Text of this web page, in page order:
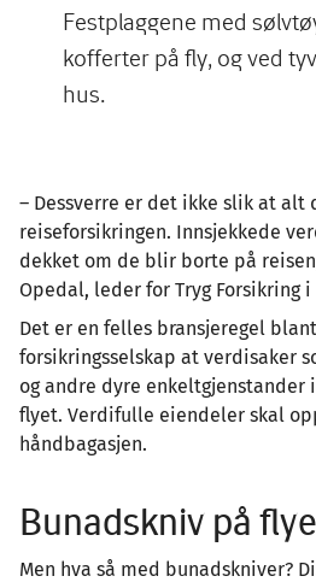
Festplaggene med
kofferter på fly, og ved
hus.
– Dessverre er det ikke slik at alt
reiseforsikringen. Innsjekkede
dekket om de blir borte på
Opedal, leder for Tryg Forsikring i
Det er en felles bransjeregel
forsikringsselskap at verdisaker
og andre dyre enkeltgjenstander
flyet. Verdifulle eiendeler skal
håndbagasjen.
Bunadskniv på
Men hva så med bunadskniver?